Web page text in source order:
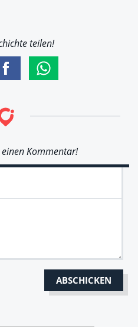
teilen!
Kommentar!